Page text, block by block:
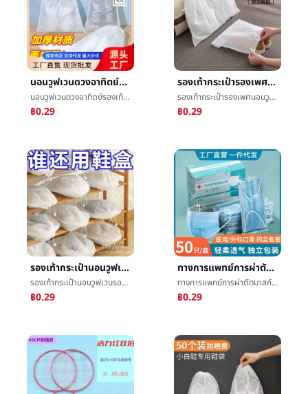
นอนวูฟเวนดวงอาทิตย์รองเท้าต่อต้านสีเหลืองขาวรองเท้าถุงรองเท้าå­æ¶çº³ถุงต่อต้านå°ถุงครัวเรือนแปรงรองเท้าå¥ทำซ้ำใช้รองเท้าปก
นอนวูฟเวนดวงอาทิตย์รองเท้าต่อต้านสีเหลืองขาวรองเท้าถุงรองเท้าå­æ¶çº³ถุงต่อต้านå°ถุงครัวเรือนแปรงรองเท้าå¥ทำซ้ำใช้รองเท้าปก
฿0.29
รองเท้ากระเป๋ารองเพศนอนวูฟเวนเดินทางรองเท้าถุงปกต่อต้านสีเหลืองต่อต้านæขาวรองเท้าข้นต่อต้านå°สกปรกล้างรองเท้า
รองเท้ากระเป๋ารองเพศนอนวูฟเวนเดินทางรองเท้าถุงปกต่อต้านสีเหลืองต่อต้านæขาวรองเท้าข้นต่อต้านå°สกปรกล้างรองเท้า
฿0.29
รองเท้ากระเป๋านอนวูฟเวนรองเท้าผ้าถุงปกต่อต้านสีเหลืองขาวรองเท้าต่อต้านæข้นระบายอากาศได้ดีใหม่ต่อต้านéรองเท้าå¥ต่อต้านå°
รองเท้ากระเป๋านอนวูฟเวนรองเท้าผ้าถุงปกต่อต้านสีเหลืองขาวรองเท้าต่อต้านæข้นระบายอากาศได้ดีใหม่ต่อต้านéรองเท้าå¥ต่อต้านå°
฿0.29
ทางการแพทย์การผ่าตัดมาสก์อิสระบรรจุภัณฑ์50แผ่นแต่งตัวรองเพศขายส่งทางการแพทย์มาสก์สามชั้นป้องกันละลายสเปรย์ผ้า
ทางการแพทย์การผ่าตัดมาสก์อิสระบรรจุภัณฑ์50แผ่นแต่งตัวรองเพศขายส่งทางการแพทย์มาสก์สามชั้นป้องกันละลายสเปรย์ผ้า
฿0.29